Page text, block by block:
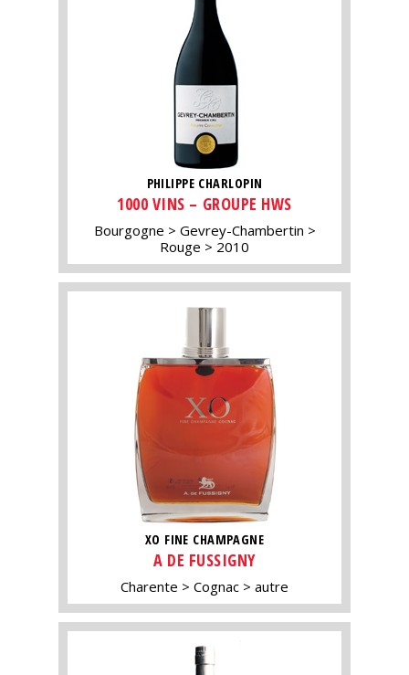
PHILIPPE CHARLOPIN
1000 VINS – GROUPE HWS
Bourgogne
Gevrey-Chambertin
Rouge
2010
XO FINE CHAMPAGNE
A DE FUSSIGNY
Charente Cognac autre